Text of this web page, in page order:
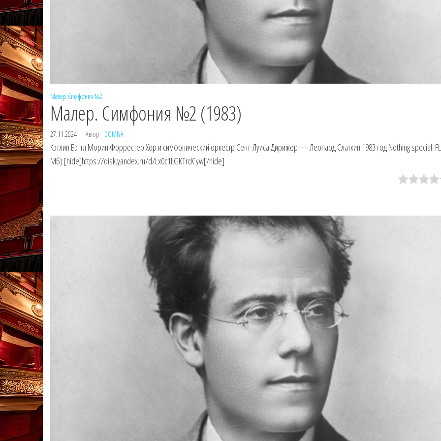
Малер Симфония №2
Малер. Симфония №2 (1983)
27.11.2024 Автор: DOMNA
Кэтлин Бэттл Морин Форрестер Хор и симфонический оркестр Сент-Луиса Дирижер — Леонард Слаткин 1983 год Nothing special.
Мб) [hide]https://disk.yandex.ru/d/Lx0c1LGKTrdCyw[/hide]